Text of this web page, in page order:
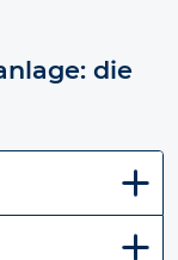
die